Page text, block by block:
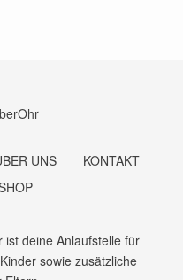
UNS
KONTAKT
deine Anlaufstelle für
sowie zusätzliche